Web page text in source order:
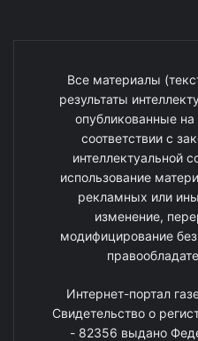
Все материалы
результаты
опубликованные на
соответствии с
интеллектуальной
использование
рекламных или
изменение,
модифицирование
Интернет-портал
Свидетельство о
- 82356 выдано